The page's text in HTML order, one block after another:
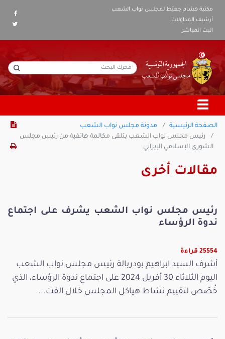
مكتبة هشام جعيّط لمجلس نواب الشعب
أرشيف المداولات
البث المباشر
الصفحة الرئيسية
مدونة مجلس نواب الشعب
رئيس مجلس نواب الشعب يتلقى مكالمة هاتفية من رئيس مجلس
الشورى الإسلامي الإيراني
مقالات أخرى
رئيس مجلس نواب الشعب يشرف على اجتماع
ندوة الرؤساء
25554 قراءة
أشرف السيد ابراهيم بودربالة رئيس مجلس نواب الشعب
اليوم الثلاثاء 30 أفريل 2024 على اجتماع ندوة الرؤساء، الذي
خُصّص لتقييم نشاط هياكل المجلس خلال الفت...